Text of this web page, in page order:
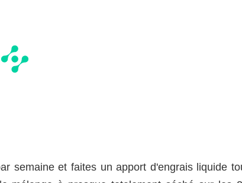
semaine et faites un apport d'engrais liquide